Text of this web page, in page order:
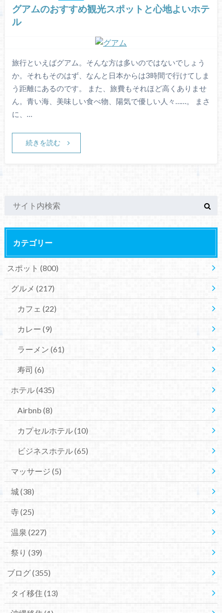
グアムのおすすめ観光スポットと心地よいホテ
ル
旅行といえばグアム。そんな方は多いのではないでしょう
か。それもそのはず、なんと日本からは3時間で行けてしま
う距離にあるのです。 また、旅費もそれほど高くありませ
ん。青い海、美味しい食べ物、陽気で優しい人々……。 まさ
に、…
続きを読む
カテゴリー
スポット (800)
グルメ (217)
カフェ (22)
カレー (9)
ラーメン (61)
寿司 (6)
ホテル(435)
Airbnb (8)
カプセルホテル(10)
ビジネスホテル(65)
マッサージ (5)
城(38)
寺(25)
温泉 (227)
祭り (39)
ブログ(355)
タイ移住 (13)